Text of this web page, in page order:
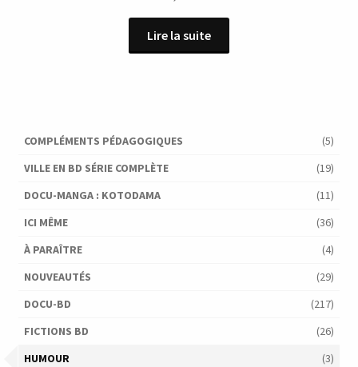
Lire la suite
COMPLÉMENTS PÉDAGOGIQUES
(5)
VILLE EN BD SÉRIE COMPLÈTE
(19)
DOCU-MANGA : KOTODAMA
(11)
ICI MÊME
(36)
À PARAÎTRE
(4)
NOUVEAUTÉS
(29)
DOCU-BD
(217)
FICTIONS BD
(26)
HUMOUR
(3)